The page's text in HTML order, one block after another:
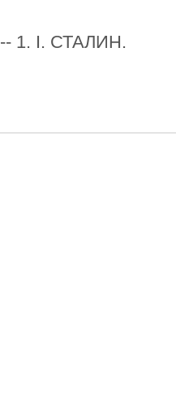
-- 1. I. СТАЛИН.